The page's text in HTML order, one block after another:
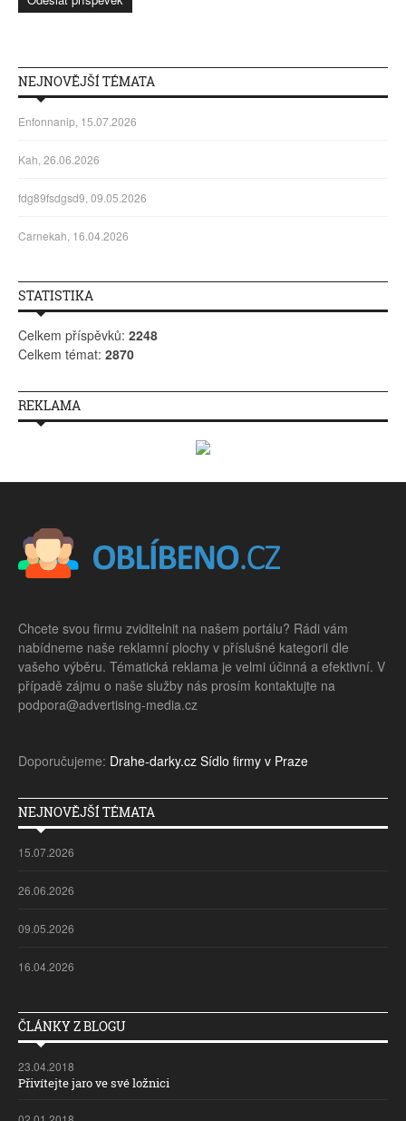
NEJNOVĚJŠÍ TÉMATA
Enfonnanip, 15.07.2026
Kah, 26.06.2026
fdg89fsdgsd9, 09.05.2026
Carnekah, 16.04.2026
STATISTIKA
Celkem příspěvků: 2248
Celkem témat: 2870
REKLAMA
Chcete svou firmu zviditelnit na našem portálu? Rádi vám
nabídneme naše reklamní plochy v příslušné kategorii dle
vašeho výběru. Tématická reklama je velmi účinná a efektivní. V
případě zájmu o naše služby nás prosím kontaktujte na
podpora@advertising-media.cz
Doporučujeme: Drahe-darky.cz Sídlo firmy v Praze
NEJNOVĚJŠÍ TÉMATA
15.07.2026
26.06.2026
09.05.2026
16.04.2026
ČLÁNKY Z BLOGU
23.04.2018
Přivítejte jaro ve své ložnici